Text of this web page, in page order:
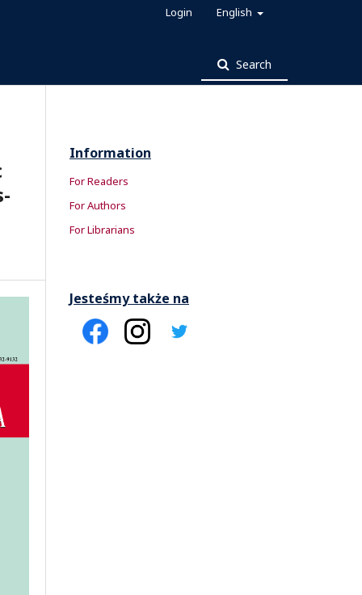
Search
English
Login
Information
For Readers
For Authors
For Librarians
Jesteśmy także na